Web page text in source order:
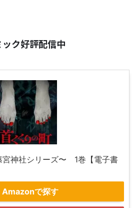
ク好評配信中
宮神社シリーズ〜 1巻【電子書
Amazonで探す